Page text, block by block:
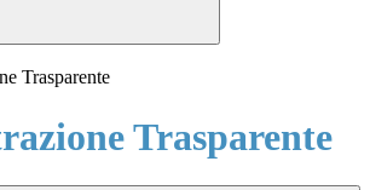
Trasparente
Trasparente